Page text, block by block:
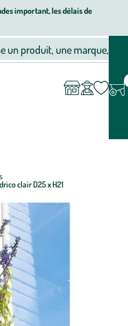
important, les délais de
alimentation bio
un produit, une marque, un
compte
clair D25 x H21